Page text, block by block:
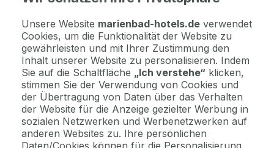
Als Geschenk kaufen
Machen Sie Freude mit einem Geschenkvoucher
Jetzt bezahlen Sie gar nichts.
Die Zahlungsmodalitäten erhalten Sie zusammen mit dem Angebot
per E-Mail.
Unsere Website marienbad-hotels.de verwendet
Cookies, um die Funktionalität der Website zu
gewährleisten und mit Ihrer Zustimmung den
Inhalt unserer Website zu personalisieren. Indem
Sie auf die Schaltfläche „Ich verstehe“ klicken,
stimmen Sie der Verwendung von Cookies und
der Übertragung von Daten über das Verhalten
der Website für die Anzeige gezielter Werbung in
sozialen Netzwerken und Werbenetzwerken auf
anderen Websites zu. Ihre persönlichen
Daten/Cookies können für die Personalisierung